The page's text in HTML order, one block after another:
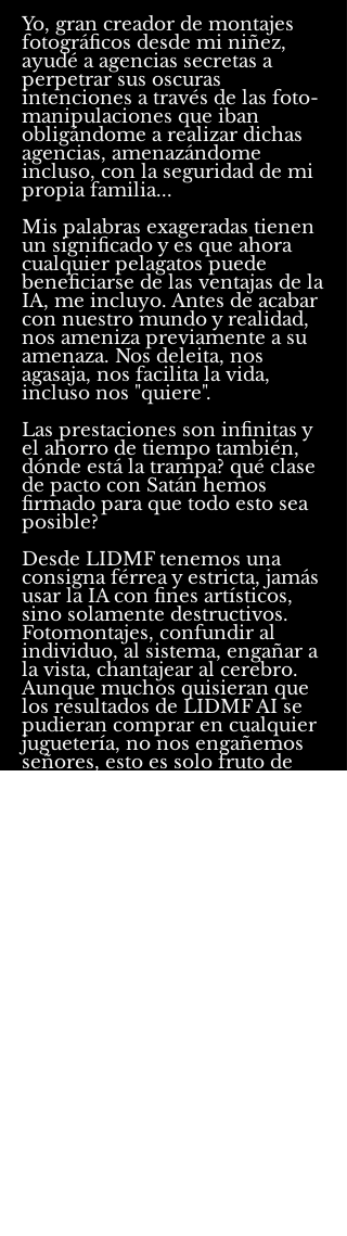
Yo, gran creador de montajes
fotográficos desde mi niñez,
ayudé a agencias secretas a
perpetrar sus oscuras
intenciones a través de las foto-
manipulaciones que iban
obligándome a realizar dichas
agencias, amenazándome
incluso, con la seguridad de mi
propia familia...
Mis palabras exageradas tienen
un significado y es que ahora
cualquier pelagatos puede
beneficiarse de las ventajas de la
IA, me incluyo. Antes de acabar
con nuestro mundo y realidad,
nos ameniza previamente a su
amenaza. Nos deleita, nos
agasaja, nos facilita la vida,
incluso nos "quiere".
Las prestaciones son infinitas y
el ahorro de tiempo también,
dónde está la trampa? qué clase
de pacto con Satán hemos
firmado para que todo esto sea
posible?
Desde LIDMF tenemos una
consigna férrea y estricta, jamás
usar la IA con fines artísticos,
sino solamente destructivos.
Fotomontajes, confundir al
individuo, al sistema, engañar a
la vista, chantajear al cerebro.
Aunque muchos quisieran que
los resultados de LIDMF AI se
pudieran comprar en cualquier
juguetería, no nos engañemos
señores, esto es solo fruto de